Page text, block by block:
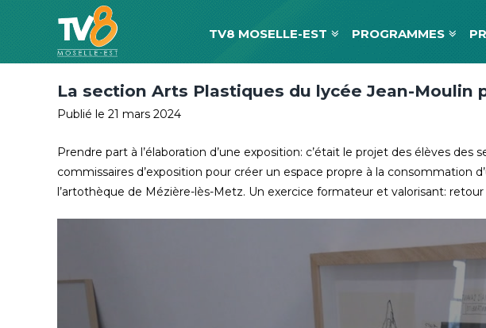
TV8 MOSELLE-EST PROGRAMMES
La section Arts Plastiques du lycée Jean-
Publié le 21 mars 2024
Prendre part à l’élaboration d’une exposition: c’était le projet des élèves
commissaires d’exposition pour créer un espace propre à la consommation
l’artothèque de Mézière-lès-Metz. Un exercice formateur et valorisant: